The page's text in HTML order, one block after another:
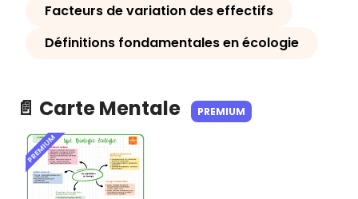
Facteurs de variation des effectifs
Définitions fondamentales en écologie
📄 Carte Mentale PREMIUM
PREMIUM